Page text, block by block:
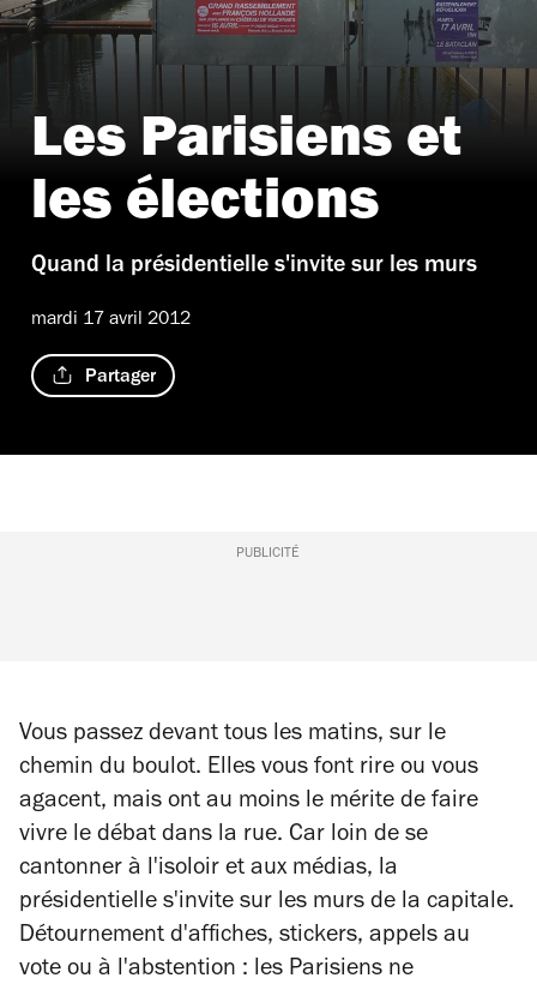
Les Parisiens et
les élections
Quand la présidentielle s'invite sur les murs
mardi 17 avril 2012
Partager
PUBLICITÉ
Vous passez devant tous les matins, sur le
chemin du boulot. Elles vous font rire ou vous
agacent, mais ont au moins le mérite de faire
vivre le débat dans la rue. Car loin de se
cantonner à l'isoloir et aux médias, la
présidentielle s'invite sur les murs de la capitale.
Détournement d'affiches, stickers, appels au
vote ou à l'abstention : les Parisiens ne